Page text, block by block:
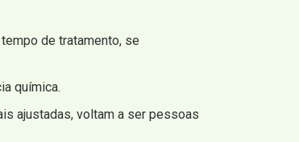
de tratamento, se
química.
ajustadas, voltam a ser pessoas